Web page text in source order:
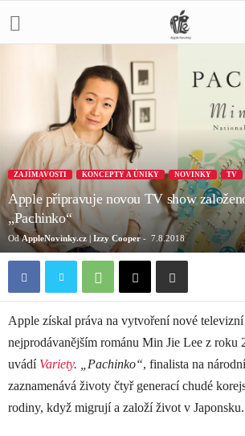
ZAJÍMAVOSTI KONCEPTY A ÚNIKY NOVINKY TV
Apple připravuje novou TV show
„Pachinko“
Od AppleNovinky.cz | Izzy Cooper - 7.8.2018
Apple získal práva na vytvoření nové televizní
nejprodávanějším románu Min Jie Lee z roku
uvádí Variety. „Pachinko“, finalista na
zaznamenává životy čtyř generací chudé
rodiny, když migrují a založí život v Japonsku.